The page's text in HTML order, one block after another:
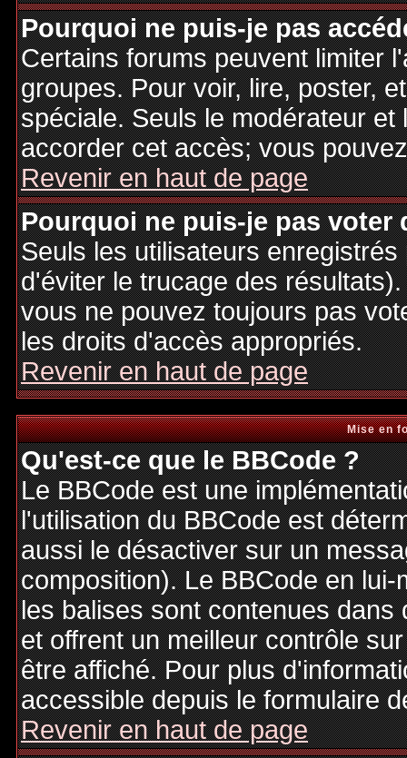
Pourquoi ne puis-je pas
Certains forums peuvent limiter
groupes. Pour voir, lire, poster,
spéciale. Seuls le modérateur
accorder cet accès; vous
Revenir en haut de page
Pourquoi ne puis-je pas voter
Seuls les utilisateurs
d'éviter le trucage des
vous ne pouvez toujours pas
les droits d'accès appropriés.
Revenir en haut de page
Mise en
Qu'est-ce que le BBCode ?
Le BBCode est une
l'utilisation du BBCode est
aussi le désactiver sur un
composition). Le BBCode en
les balises sont contenues
et offrent un meilleur contrôle
être affiché. Pour plus
accessible depuis le formulaire
Revenir en haut de page